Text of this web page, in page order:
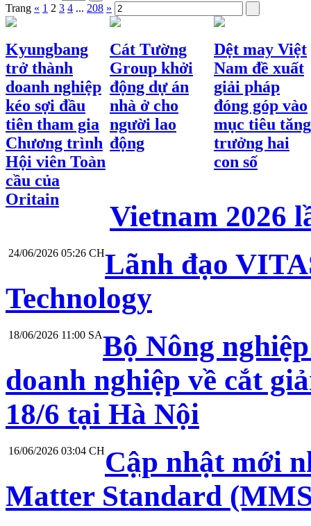
Trang « 1 2 3 4 ... 208 »
Kyungbang
trở thành
doanh nghiệp
kéo sợi đầu
tiên tham gia
Chương trình
Hội viên Toàn
cầu của
Oritain
Cát Tường
Group khởi
động dự án
nhà ở cho
người lao
động
Dệt may Việt
Nam đề xuất
giải pháp
đóng góp vào
mục tiêu tăng
trưởng hai
con số
Vietnam 2026
24/06/2026 05:26 CHLãnh đạo
Technology
18/06/2026 11:00 SABộ Nông
doanh nghiệp về cắt
18/6 tại Hà Nội
16/06/2026 03:04 CHCập nhật mới
Matter Standard